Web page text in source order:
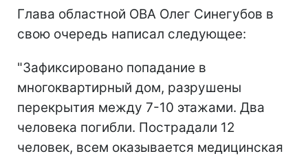
Глава областной ОВА Олег Синегубов в
свою очередь написал следующее:
"Зафиксировано попадание в
многоквартирный дом, разрушены
перекрытия между 7-10 этажами. Два
человека погибли. Пострадали 12
человек, всем оказывается медицинская